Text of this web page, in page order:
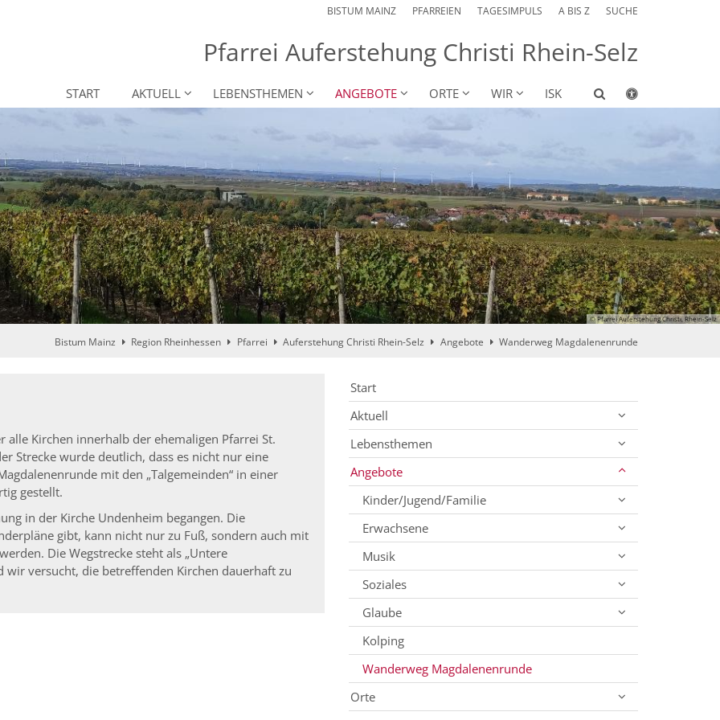
BISTUM MAINZ PFARREIEN TAGESIMPULS A BIS Z SUCHE
Pfarrei Auferstehung Christi Rhein-Selz
START AKTUELL LEBENSTHEMEN ANGEBOTE ORTE WIR ISK
© Pfarrei Auferstehung Christi, Rhein-Selz
Bistum Mainz Region Rheinhessen Pfarrei Auferstehung Christi Rhein-Selz Angebote Wanderweg Magdalenenrunde
Kirchen innerhalb der ehemaligen Pfarrei St.
Strecke wurde deutlich, dass es nicht nur eine
mit den „Talgemeinden“ in einer
gestellt.
in der Kirche Undenheim begangen. Die
gibt, kann nicht nur zu Fuß, sondern auch mit
Die Wegstrecke steht als „Untere
wir versucht, die betreffenden Kirchen dauerhaft zu
Start
Aktuell
Lebensthemen
Angebote
Kinder/Jugend/Familie
Erwachsene
Musik
Soziales
Glaube
Kolping
Wanderweg Magdalenenrunde
Orte